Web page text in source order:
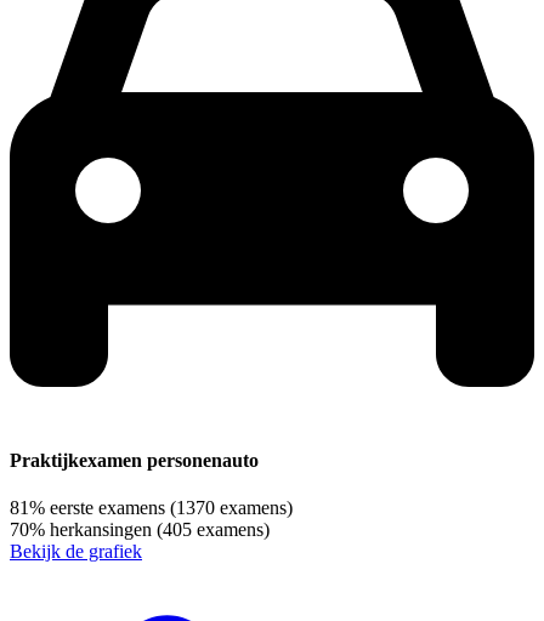
Praktijkexamen personenauto
81% eerste examens (1370 examens)
70% herkansingen (405 examens)
Bekijk de grafiek